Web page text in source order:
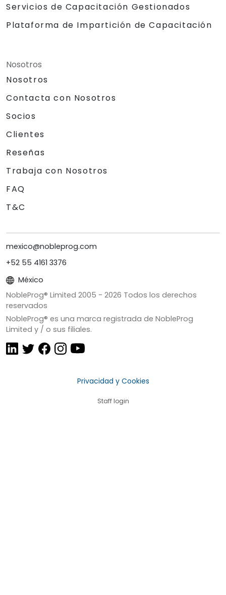
Servicios de Capacitación Gestionados
Plataforma de Impartición de Capacitación
Nosotros
Nosotros
Contacta con Nosotros
Socios
Clientes
Reseñas
Trabaja con Nosotros
FAQ
T&C
mexico@nobleprog.com
+52 55 4161 3376
México
NobleProg® Limited 2005 - 2026 Todos los derechos
reservados
NobleProg® es una marca registrada de NobleProg
Limited y / o sus filiales.
Privacidad y Cookies
Staff login